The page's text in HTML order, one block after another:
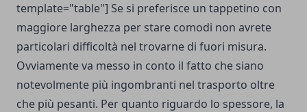
template="table"] Se si preferisce un tappetino con
maggiore larghezza per stare comodi non avrete
particolari difficoltà nel trovarne di fuori misura.
Ovviamente va messo in conto il fatto che siano
notevolmente più ingombranti nel trasporto oltre
che più pesanti. Per quanto riguardo lo spessore, la